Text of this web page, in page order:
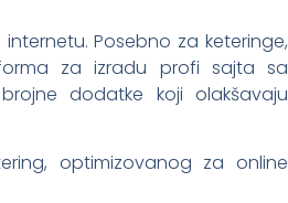
Posebno za keteringe,
za izradu profi sajta sa
dodatke koji olakšavaju
optimizovanog za online